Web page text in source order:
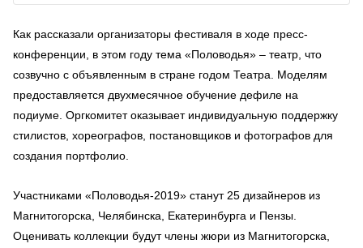
Как рассказали организаторы фестиваля в ходе пресс-
конференции, в этом году тема «Половодья» – театр, что
созвучно с объявленным в стране годом Театра. Моделям
предоставляется двухмесячное обучение дефиле на
подиуме. Оргкомитет оказывает индивидуальную поддержку
стилистов, хореографов, постановщиков и фотографов для
создания портфолио.
Участниками «Половодья-2019» станут 25 дизайнеров из
Магнитогорска, Челябинска, Екатеринбурга и Пензы.
Оценивать коллекции будут члены жюри из Магнитогорска,